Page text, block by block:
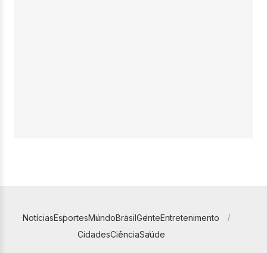
NotíciasEsportesMundoBrasilGenteEntretenimento
CidadesCiênciaSaúde